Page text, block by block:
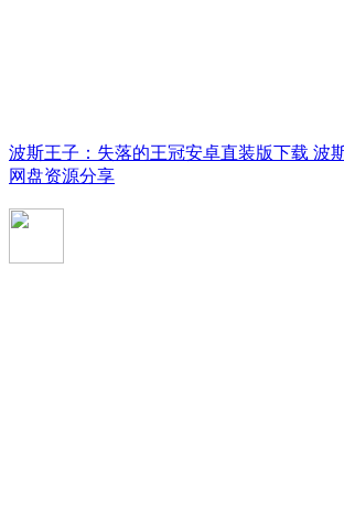
波斯王子：失落的王冠安卓直装版下载 波
网盘资源分享